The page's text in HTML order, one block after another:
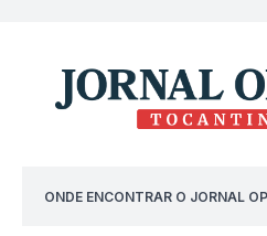
ONDE ENCONTRAR O JORNAL